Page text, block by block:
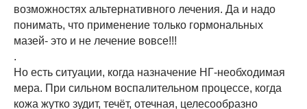
возможностях альтернативного лечения. Да и надо
понимать, что применение только гормональных
мазей- это и не лечение вовсе!!!
.
Но есть ситуации, когда назначение НГ-необходимая
мера. При сильном воспалительном процессе, когда
кожа жутко зудит, течёт, отечная, целесообразно